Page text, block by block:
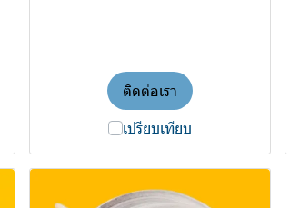
ติดต่อเรา
เปรียบเทียบ